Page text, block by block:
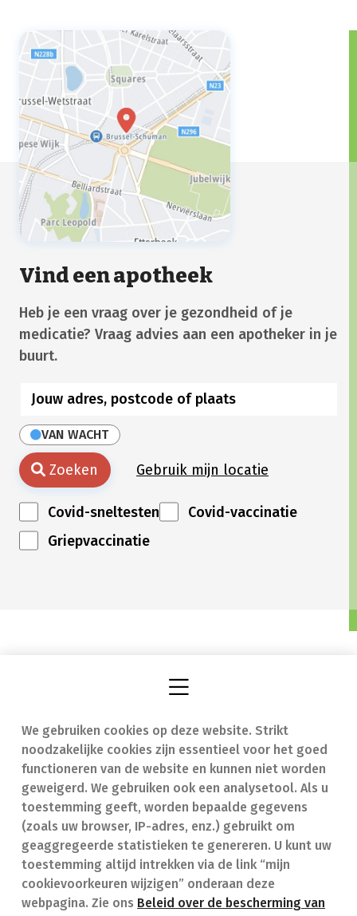
We gebruiken cookies op deze website. Strikt
noodzakelijke cookies zijn essentieel voor het goed
functioneren van de website en kunnen niet worden
geweigerd. We gebruiken ook een analysetool. Als u
toestemming geeft, worden bepaalde gegevens
(zoals uw browser, IP-adres, enz.) gebruikt om
geaggregeerde statistieken te genereren. U kunt uw
toestemming altijd intrekken via de link “mijn
cookievoorkeuren wijzigen” onderaan deze
webpagina. Zie ons Beleid over de bescherming van
Vind een apotheek
Heb je een vraag over je gezondheid of je
medicatie? Vraag advies aan een apotheker in je
buurt.
VAN WACHT
Zoeken Gebruik mijn locatie
Covid-sneltesten
Covid-vaccinatie
Griepvaccinatie
Vind een apotheek
Onze expertise
Ziekten
Geneesmiddelen
In geval van nood
Contact
Veelgestelde vragen
(FAQ)